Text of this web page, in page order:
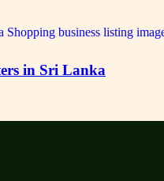
in Sri Lanka